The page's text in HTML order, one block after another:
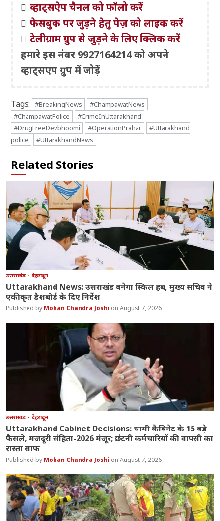
व्हाट्सऐप चैनल को फॉलो करें
फेसबुक पर जुड़ने हेतु पेज़ को लाइक करें
टेलीग्राम ग्रुप से जुड़ने के लिए क्लिक करें
हमारे इस नंबर 9927164214 को अपने
व्हाट्सएप ग्रुप में जोड़ें
Tags: #BreakingNews
#ChampawatNews
#ChampawatPolice
#CrimeInUttarakhand
#DrugFreeDevbhoomi
#OperationPrahar
#Uttarakhand
police
#UttarakhandNews
Related Stories
उत्तराखंड देहरादून
Uttarakhand News: उत्तराखंड बनेगा स्किल हब, मुख्य सचिव ने
एकीकृत डैशबोर्ड के दिए निर्देश
Mohan Chandra Joshi August 7, 2026
उत्तराखंड देहरादून
Uttarakhand Cabinet Decisions: धामी कैबिनेट के 15 बड़े
फैसले, मजदूरी संहिता-2026 मंजूर; छंटनी कर्मचारियों की वापसी का
रास्ता साफ
Mohan Chandra Joshi August 7, 2026